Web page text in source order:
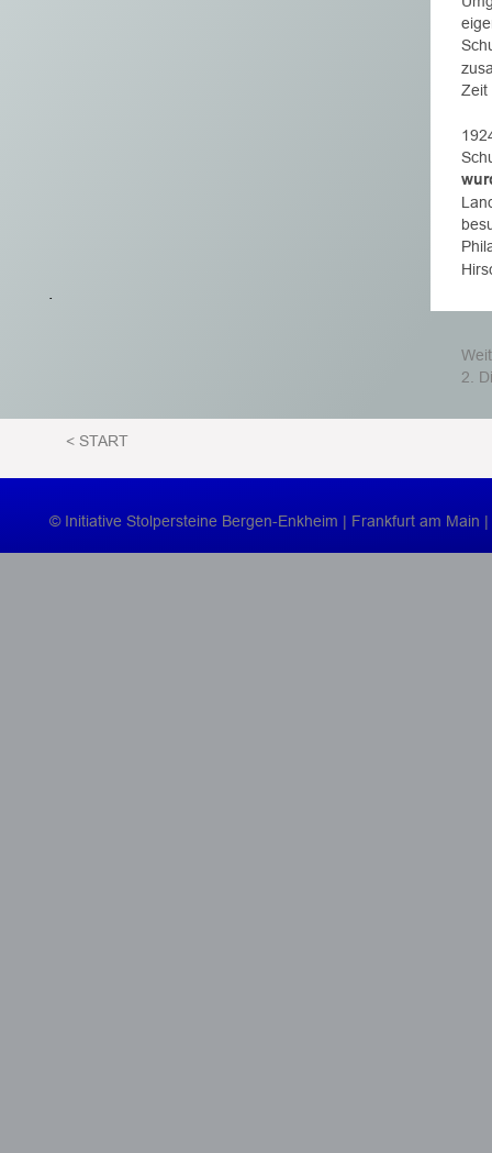
© Initiative Stolpersteine Bergen-Enkheim | Frankfurt am Main |
Zeit
2.
< START